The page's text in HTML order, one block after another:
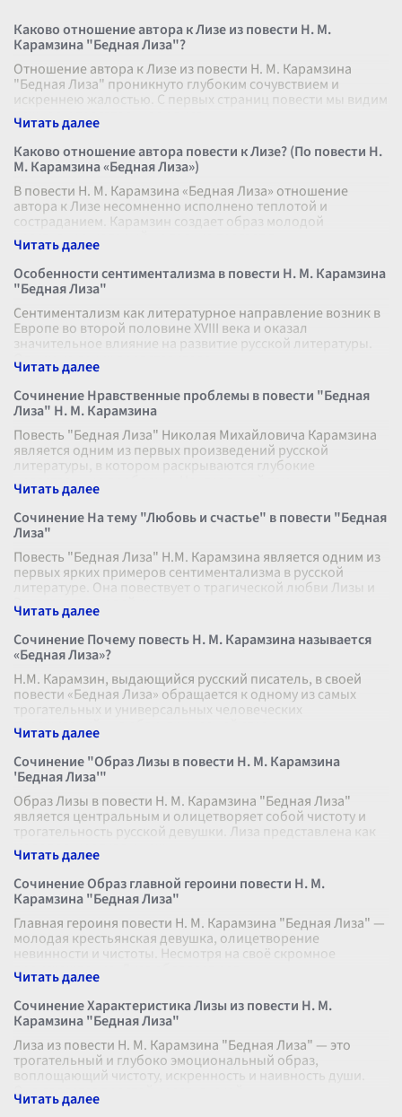
Каково отношение автора к Лизе из повести Н. М.
Карамзина "Бедная Лиза"?
Отношение автора к Лизе из повести Н. М. Карамзина
"Бедная Лиза" проникнуто глубоким сочувствием и
искреннею жалостью. С первых страниц повести мы видим
нежное и трогательное описа
Каково отношение автора повести к Лизе? (По повести Н.
М. Карамзина «Бедная Лиза»)
В повести Н. М. Карамзина «Бедная Лиза» отношение
автора к Лизе несомненно исполнено теплотой и
состраданием. Карамзин создает образ молодой
крестьянки, который не только трогает д
Особенности сентиментализма в повести Н. М. Карамзина
"Бедная Лиза"
Сентиментализм как литературное направление возник в
Европе во второй половине XVIII века и оказал
значительное влияние на развитие русской литературы.
Одним из ярких представителе
Сочинение Нравственные проблемы в повести "Бедная
Лиза" Н. М. Карамзина
Повесть "Бедная Лиза" Николая Михайловича Карамзина
является одним из первых произведений русской
литературы, в котором раскрываются глубокие
нравственные проблемы. Центральной тем
Сочинение На тему "Любовь и счастье" в повести "Бедная
Лиза"
Повесть "Бедная Лиза" Н.М. Карамзина является одним из
первых ярких примеров сентиментализма в русской
литературе. Она повествует о трагической любви Лизы и
Эраста, двух людей, чьи
Сочинение Почему повесть Н. М. Карамзина называется
«Бедная Лиза»?
Н.М. Карамзин, выдающийся русский писатель, в своей
повести «Бедная Лиза» обращается к одному из самых
трогательных и универсальных человеческих
переживаний — любви, принесшей стра
Сочинение "Образ Лизы в повести Н. М. Карамзина
'Бедная Лиза'"
Образ Лизы в повести Н. М. Карамзина "Бедная Лиза"
является центральным и олицетворяет собой чистоту и
трогательность русской девушки. Лиза представлена как
молодая, кроткая и нежн
Сочинение Образ главной героини повести Н. М.
Карамзина "Бедная Лиза"
Главная героиня повести Н. М. Карамзина "Бедная Лиза" —
молодая крестьянская девушка, олицетворение
невинности и чистоты. Несмотря на своё скромное
происхождение, Лиза обладает ред
Сочинение Характеристика Лизы из повести Н. М.
Карамзина "Бедная Лиза"
Лиза из повести Н. М. Карамзина "Бедная Лиза" — это
трогательный и глубоко эмоциональный образ,
воплощающий чистоту, искренность и наивность души.
Она является простой крестьянской